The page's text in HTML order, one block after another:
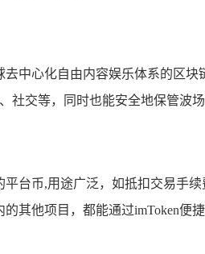
中心化自由内容娱乐体系的区
社交等，同时也能安全地保管波场
台币,用途广泛，如抵扣交易手
其他项目，都能通过imToken便捷